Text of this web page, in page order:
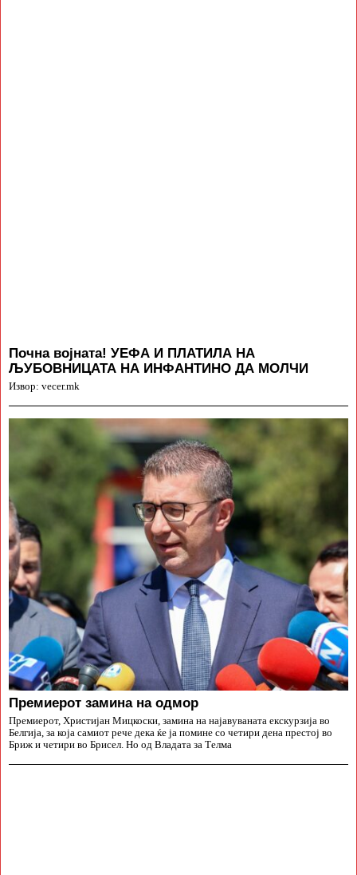
Почна војната! УЕФА И ПЛАТИЛА НА
ЉУБОВНИЦАТА НА ИНФАНТИНО ДА МОЛЧИ
Извор: vecer.mk
Премиерот замина на одмор
Премиерот, Христијан Мицкоски, замина на најавуваната екскурзија во
Белгија, за која самиот рече дека ќе ја помине со четири дена престој во
Бриж и четири во Брисел. Но од Владата за Телма